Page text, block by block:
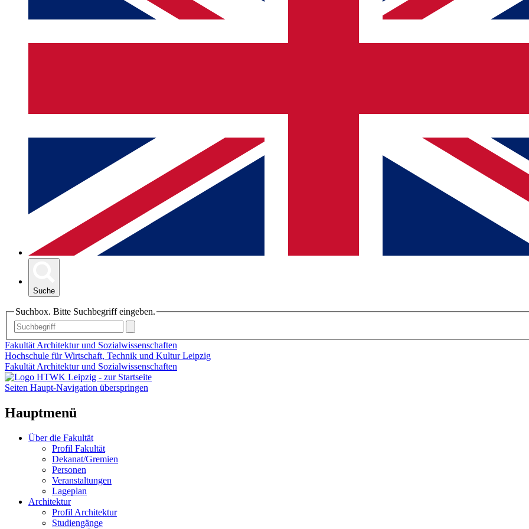
Suche
Suchbox. Bitte Suchbegriff eingeben.
Fakultät Architektur und Sozialwissenschaften
Hochschule für Wirtschaft, Technik und Kultur Leipzig
Fakultät Architektur und Sozialwissenschaften
Seiten Haupt-Navigation überspringen
Hauptmenü
Über die Fakultät
Profil Fakultät
Dekanat/Gremien
Personen
Veranstaltungen
Lageplan
Architektur
Profil Architektur
Studiengänge